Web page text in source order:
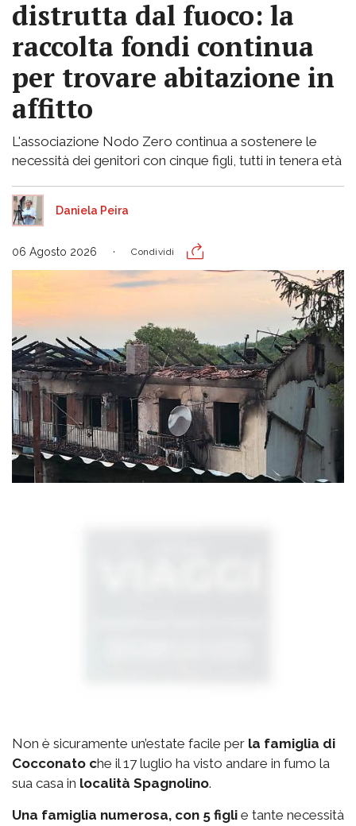
distrutta dal fuoco: la
raccolta fondi continua
per trovare abitazione in
affitto
L'associazione Nodo Zero continua a sostenere le
necessità dei genitori con cinque figli, tutti in tenera età
Daniela Peira
06 Agosto 2026 Condividi
Non è sicuramente un’estate facile per la famiglia di
Cocconato che il 17 luglio ha visto andare in fumo la
sua casa in località Spagnolino.
Una famiglia numerosa, con 5 figli e tante necessità